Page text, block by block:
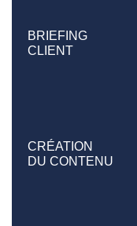
BRIEFING
CLIENT
CRÉATION
DU CONTENU